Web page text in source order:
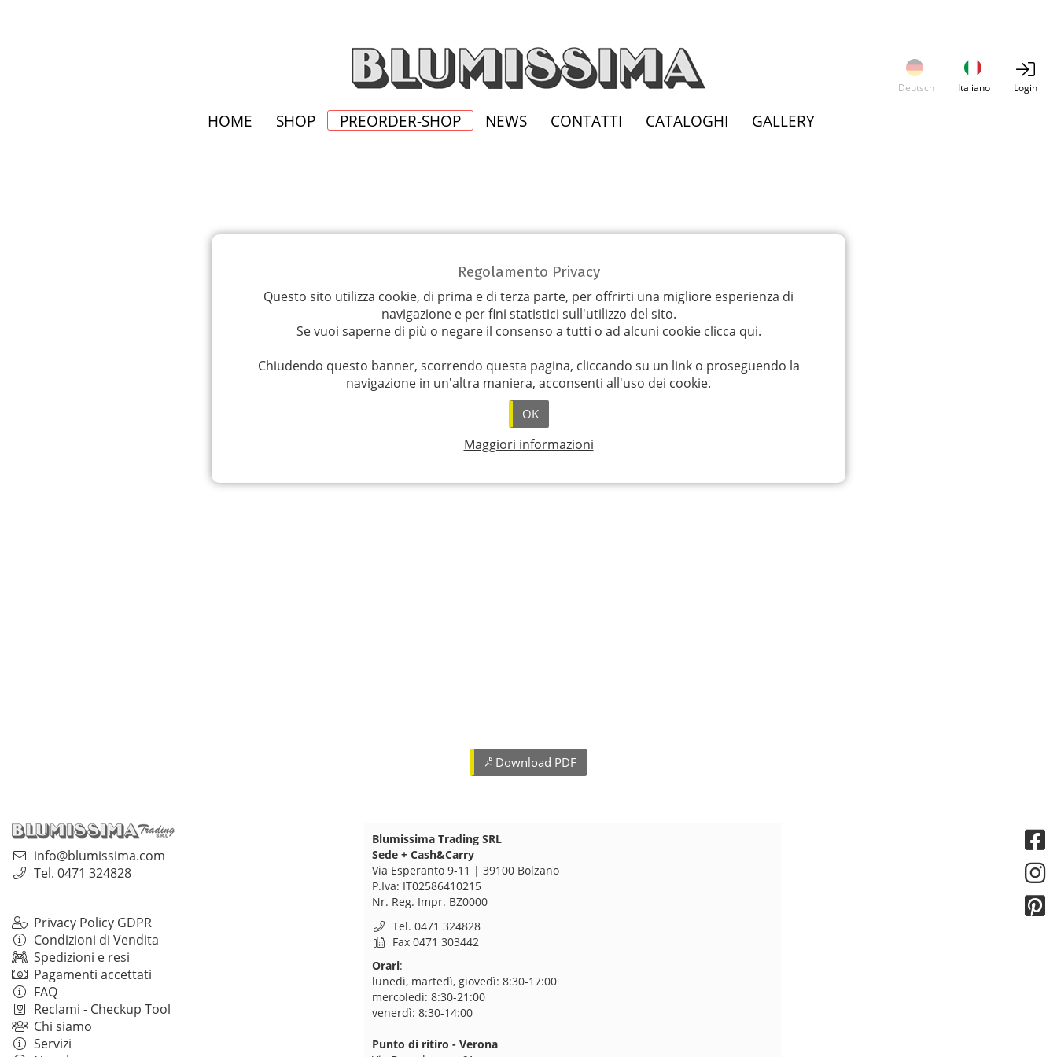
Regolamento Privacy
Questo sito utilizza cookie, di prima e di terza parte, per offrirti una migliore esperienza di
navigazione e per fini statistici sull'utilizzo del sito.
Se vuoi saperne di più o negare il consenso a tutti o ad alcuni cookie clicca qui.
Chiudendo questo banner, scorrendo questa pagina, cliccando su un link o proseguendo la
navigazione in un'altra maniera, acconsenti all'uso dei cookie.
OK
Maggiori informazioni
Deutsch Italiano Login
HOME SHOP PREORDER-SHOP NEWS CONTATTI CATALOGHI GALLERY
Download PDF
info@blumissima.com
Tel. 0471 324828
Privacy Policy GDPR
Condizioni di Vendita
Spedizioni e resi
Pagamenti accettati
FAQ
Reclami - Checkup Tool
Chi siamo
Servizi
Blumissima Trading SRL
Sede + Cash&Carry
Via Esperanto 9-11 | 39100 Bolzano
P.Iva: IT02586410215
Nr. Reg. Impr. BZ0000
Tel. 0471 324828
Fax 0471 303442
Orari:
lunedì, martedì, giovedì: 8:30-17:00
mercoledì: 8:30-21:00
venerdì: 8:30-14:00
Punto di ritiro - Verona